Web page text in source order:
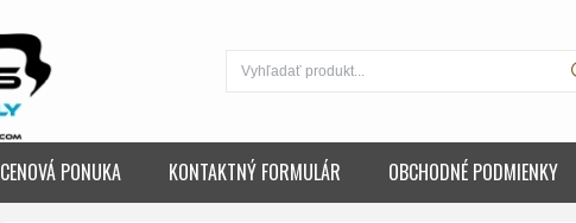
CENOVÁ PONUKA KONTAKTNÝ FORMULÁR OBCHODNÉ PODMIENKY